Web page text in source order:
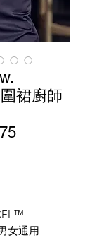
裙廚師
女通用